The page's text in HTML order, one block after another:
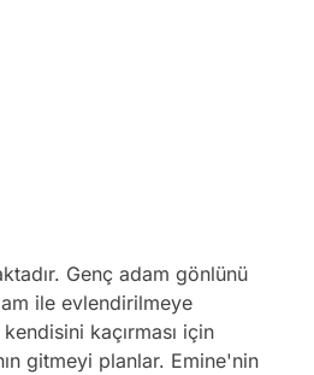
Genç adam gönlünü
ile evlendirilmeye
kaçırması için
gitmeyi planlar. Emine'nin